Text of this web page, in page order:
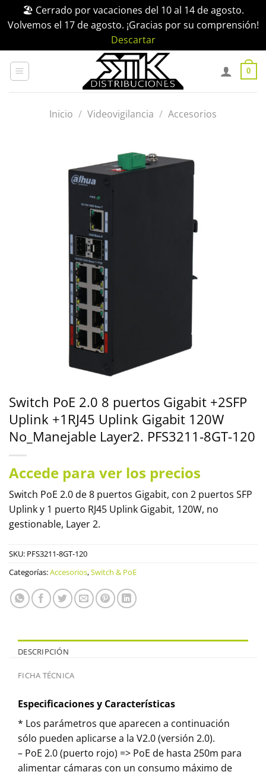
🏖️ Cerrado por vacaciones del 10 al 14 de agosto.
Volvemos el 17 de agosto. ¡Gracias por su comprensión!
Descartar
0
Inicio / Videovigilancia / Accesorios
Switch PoE 2.0 8 puertos Gigabit +2SFP
Uplink +1RJ45 Uplink Gigabit 120W
No_Manejable Layer2. PFS3211-8GT-120
Accede para ver los precios
Switch PoE 2.0 de 8 puertos Gigabit, con 2 puertos SFP
Uplink y 1 puerto RJ45 Uplink Gigabit, 120W, no
gestionable, Layer 2.
SKU: PFS3211-8GT-120
Categorías:Accesorios,Switch & PoE
DESCRIPCIÓN
FICHA TÉCNICA
Especificaciones y Características
* Los parámetros que aparecen a continuación
sólo pueden aplicarse a la V2.0 (versión 2.0).
– PoE 2.0 (puerto rojo) => PoE de hasta 250m para
alimentar cámaras con un consumo máximo de